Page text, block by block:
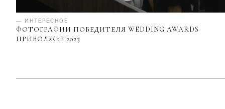
— ИНТЕРЕСНОЕ
ФОТОГРАФИИ ПОБЕДИТЕЛЯ WEDDING AWARDS
ПРИВОЛЖЬЕ 2023